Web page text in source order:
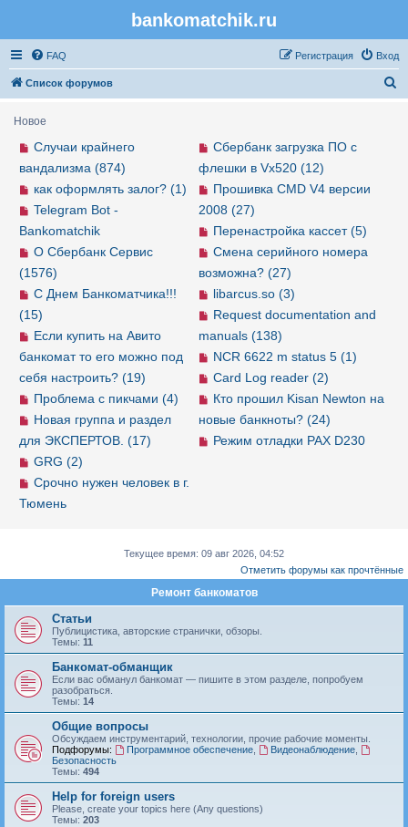
bankomatchik.ru
FAQ Вход
Регистрация
Список форумов
Новое
Сбербанк загрузка ПО с
флешки в Vx520 (12)
Прошивка CMD V4 версии
2008 (27)
Перенастройка кассет (5)
Смена серийного номера
возможна? (27)
libarcus.so (3)
Request documentation and
manuals (138)
NCR 6622 m status 5 (1)
Card Log reader (2)
Кто прошил Kisan Newton на
новые банкноты? (24)
Режим отладки PAX D230
Случаи крайнего
вандализма (874)
как оформлять залог? (1)
Telegram Bot -
Bankomatchik
О Сбербанк Сервис
(1576)
С Днем Банкоматчика!!!
(15)
Если купить на Авито
банкомат то его можно под
себя настроить? (19)
Проблема с пикчами (4)
Новая группа и раздел
для ЭКСПЕРТОВ. (17)
GRG (2)
Срочно нужен человек в г.
Тюмень
Текущее время: 09 авг 2026, 04:52
Отметить форумы как прочтённые
Ремонт банкоматов
Статьи
Публицистика, авторские странички, обзоры.
Темы: 11
Банкомат-обманщик
Если вас обманул банкомат — пишите в этом разделе, попробуем
разобраться.
Темы: 14
Общие вопросы
Обсуждаем инструментарий, технологии, прочие рабочие моменты.
Подфорумы:
Программное обеспечение, Видеонаблюдение,
Безопасность
Темы: 494
Help for foreign users
Please, create your topics here (Any questions)
Темы: 203